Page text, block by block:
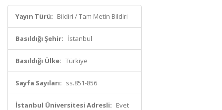
Yayın Türü: Bildiri / Tam Metin Bildiri
Basıldığı Şehir: İstanbul
Basıldığı Ülke: Türkiye
Sayfa Sayıları: ss.851-856
İstanbul Üniversitesi Adresli: Evet